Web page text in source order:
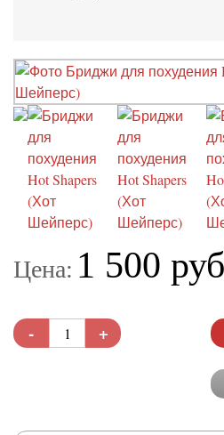
Цена: 1 500
- +